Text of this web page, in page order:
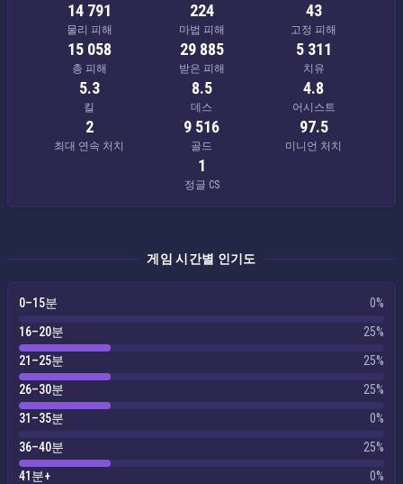
14 791
물리 피해
224
마법 피해
43
고정 피해
15 058
총 피해
29 885
받은 피해
5 311
치유
5.3
킬
8.5
데스
4.8
어시스트
2
최대 연속 처치
9 516
골드
97.5
미니언 처치
1
정글 CS
게임 시간별 인기도
0–15분
0%
16–20분
25%
21–25분
25%
26–30분
25%
31–35분
0%
36–40분
25%
41분+
0%